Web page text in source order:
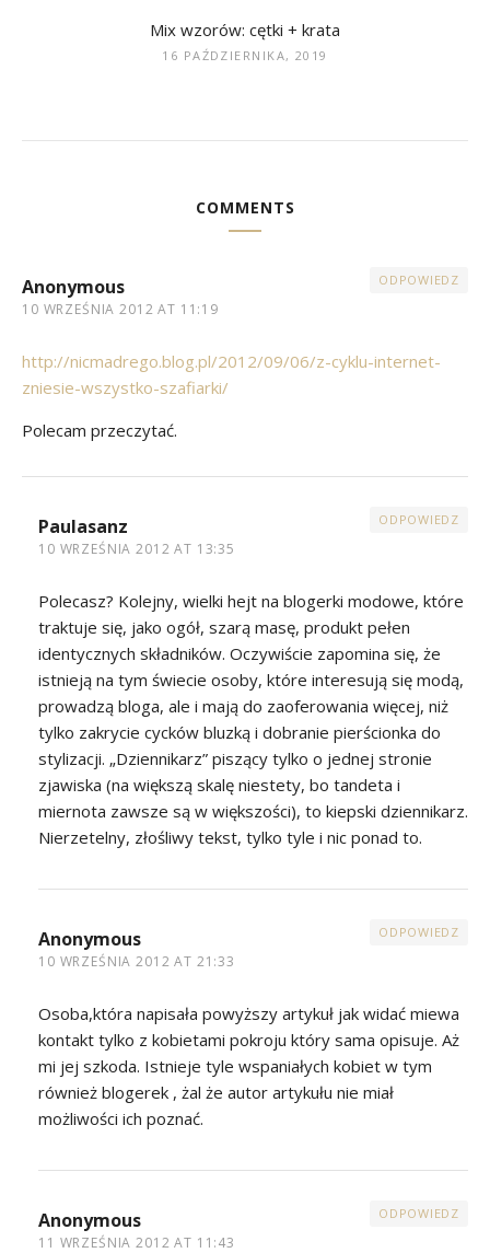
Mix wzorów: cętki + krata
16 PAŹDZIERNIKA, 2019
COMMENTS
Anonymous
10 WRZEŚNIA 2012 AT 11:19
ODPOWIEDZ
http://nicmadrego.blog.pl/2012/09/06/z-cyklu-internet-
zniesie-wszystko-szafiarki/
Polecam przeczytać.
Paulasanz
10 WRZEŚNIA 2012 AT 13:35
ODPOWIEDZ
Polecasz? Kolejny, wielki hejt na blogerki modowe, które
traktuje się, jako ogół, szarą masę, produkt pełen
identycznych składników. Oczywiście zapomina się, że
istnieją na tym świecie osoby, które interesują się modą,
prowadzą bloga, ale i mają do zaoferowania więcej, niż
tylko zakrycie cycków bluzką i dobranie pierścionka do
stylizacji. „Dziennikarz” piszący tylko o jednej stronie
zjawiska (na większą skalę niestety, bo tandeta i
miernota zawsze są w większości), to kiepski dziennikarz.
Nierzetelny, złośliwy tekst, tylko tyle i nic ponad to.
Anonymous
10 WRZEŚNIA 2012 AT 21:33
ODPOWIEDZ
Osoba,która napisała powyższy artykuł jak widać miewa
kontakt tylko z kobietami pokroju który sama opisuje. Aż
mi jej szkoda. Istnieje tyle wspaniałych kobiet w tym
również blogerek , żal że autor artykułu nie miał
możliwości ich poznać.
Anonymous
11 WRZEŚNIA 2012 AT 11:43
ODPOWIEDZ